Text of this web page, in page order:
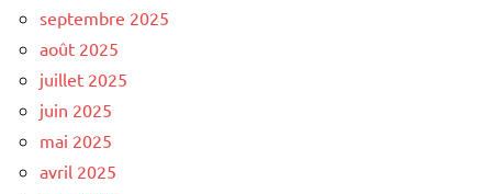
septembre 2025
août 2025
juillet 2025
juin 2025
mai 2025
avril 2025